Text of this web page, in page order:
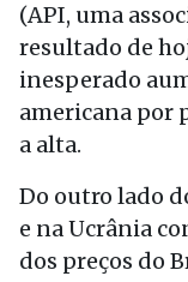
(API, uma
resultado de
inesperado
americana por
a alta.
Do outro lado
e na Ucrânia
dos preços do